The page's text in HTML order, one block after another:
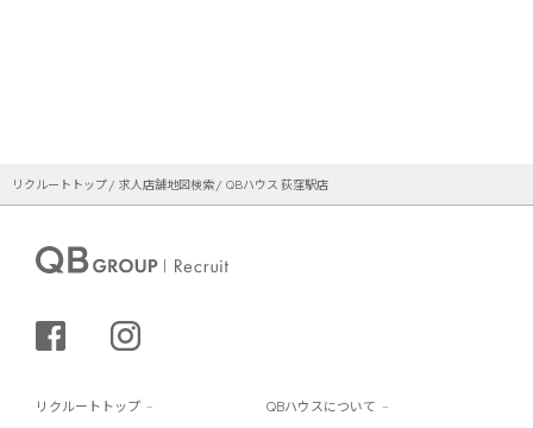
リクルートトップ 求人店舗地図検索 QBハウス 荻窪駅店
シェアする
リクルートトップ QBハウスについて